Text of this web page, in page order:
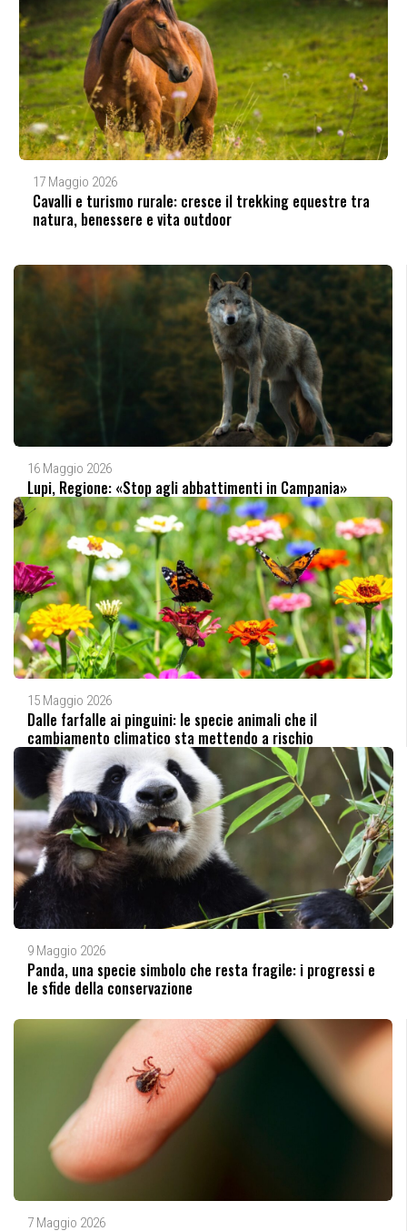
17 Maggio 2026
Cavalli e turismo rurale: cresce il trekking equestre tra
natura, benessere e vita outdoor
16 Maggio 2026
Lupi, Regione: «Stop agli abbattimenti in Campania»
15 Maggio 2026
Dalle farfalle ai pinguini: le specie animali che il
cambiamento climatico sta mettendo a rischio
9 Maggio 2026
Panda, una specie simbolo che resta fragile: i progressi e
le sfide della conservazione
7 Maggio 2026